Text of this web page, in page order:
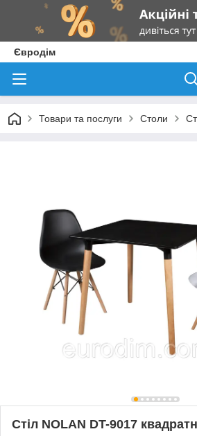
Євродім
Товари та послуги Столи
Стіл NOLAN DT-9017